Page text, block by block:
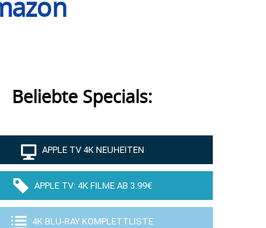
Beliebte Specials:
APPLE TV 4K NEUHEITEN
APPLE TV: 4K FILME AB 3.99€
4K BLU-RAY KOMPLETTLISTE